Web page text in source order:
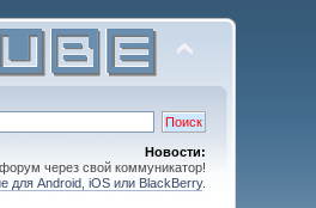
Новости:
через свой коммуникатор!
для Android, iOS или BlackBerry.